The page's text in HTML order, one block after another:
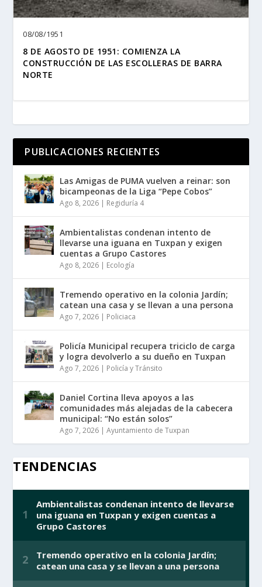
08/08/1951
8 DE AGOSTO DE 1951: COMIENZA LA
CONSTRUCCIÓN DE LAS ESCOLLERAS DE BARRA
NORTE
PUBLICACIONES RECIENTES
Las Amigas de PUMA vuelven a reinar: son
bicampeonas de la Liga “Pepe Cobos”
Ago 8, 2026 | Regiduría 4
Ambientalistas condenan intento de
llevarse una iguana en Tuxpan y exigen
cuentas a Grupo Castores
Ago 8, 2026 | Ecología
Tremendo operativo en la colonia Jardín;
catean una casa y se llevan a una persona
Ago 7, 2026 | Policiaca
Policía Municipal recupera triciclo de carga
y logra devolverlo a su dueño en Tuxpan
Ago 7, 2026 | Policía y Tránsito
Daniel Cortina lleva apoyos a las
comunidades más alejadas de la cabecera
municipal: “No están solos”
Ago 7, 2026 |Ayuntamiento de Tuxpan
TENDENCIAS